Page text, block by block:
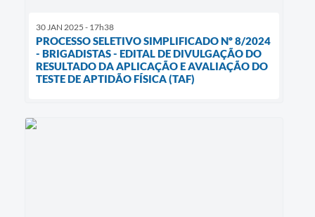
30 JAN 2025 - 17h38
PROCESSO SELETIVO SIMPLIFICADO Nº 8/2024
- BRIGADISTAS - EDITAL DE DIVULGAÇÃO DO
RESULTADO DA APLICAÇÃO E AVALIAÇÃO DO
TESTE DE APTIDÃO FÍSICA (TAF)